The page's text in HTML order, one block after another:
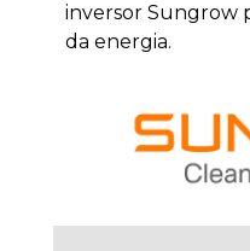
Encontre o
inversor Sungrow
da energia.